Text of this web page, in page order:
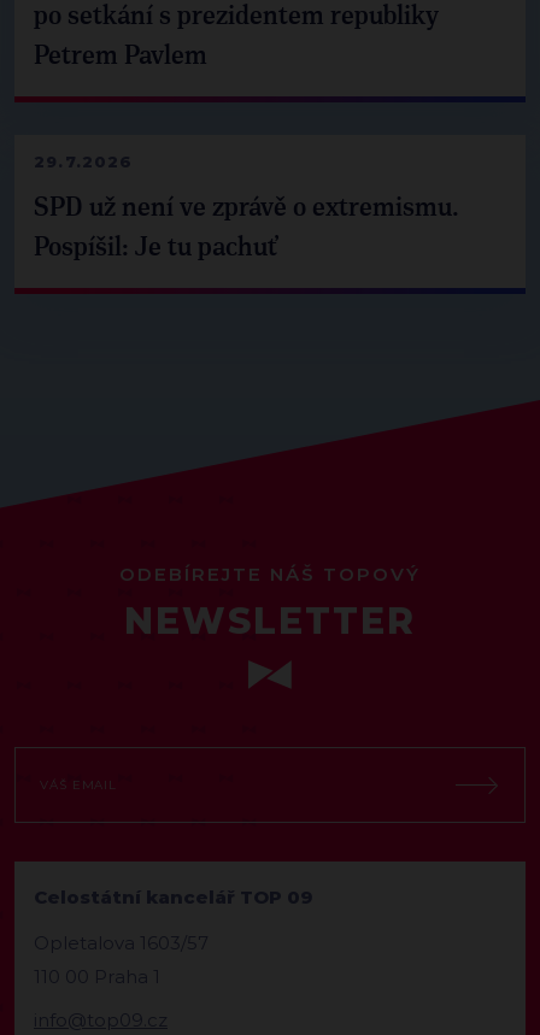
po setkání s prezidentem republiky
Petrem Pavlem
29.7.2026
SPD už není ve zprávě o extremismu.
Pospíšil: Je tu pachuť
ODEBÍREJTE NÁŠ TOPOVÝ
NEWSLETTER
Celostátní kancelář TOP 09
Opletalova 1603/57
110 00 Praha 1
info@top09.cz